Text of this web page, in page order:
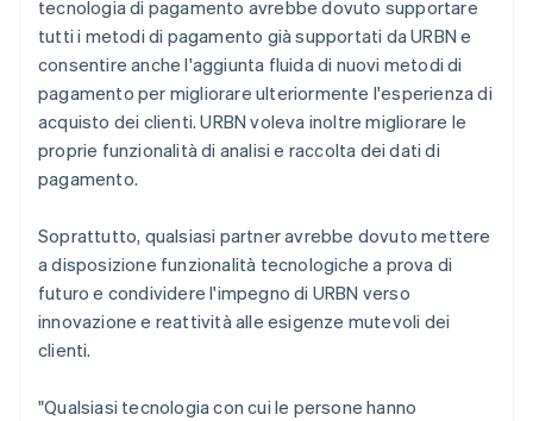
tecnologia di pagamento avrebbe dovuto supportare
tutti i metodi di pagamento già supportati da URBN e
consentire anche l'aggiunta fluida di nuovi metodi di
pagamento per migliorare ulteriormente l'esperienza di
acquisto dei clienti. URBN voleva inoltre migliorare le
proprie funzionalità di analisi e raccolta dei dati di
pagamento.
Soprattutto, qualsiasi partner avrebbe dovuto mettere
a disposizione funzionalità tecnologiche a prova di
futuro e condividere l'impegno di URBN verso
innovazione e reattività alle esigenze mutevoli dei
clienti.
"Qualsiasi tecnologia con cui le persone hanno